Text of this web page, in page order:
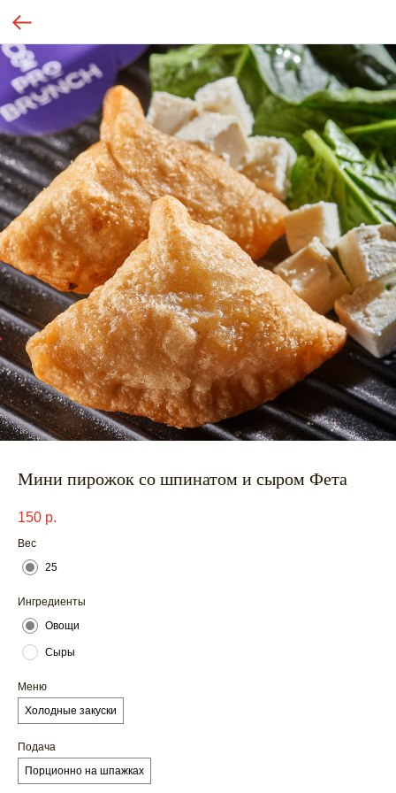
Мини пирожок со шпинатом и сыром Фета
150 р.
Вес
25
Ингредиенты
Овощи
Сыры
Меню
Холодные закуски
Подача
Порционно на шпажках